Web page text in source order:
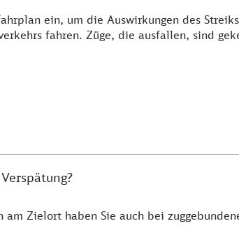
ein, um die Auswirkungen des
fahren. Züge, die ausfallen, sind
Zielort haben Sie auch bei